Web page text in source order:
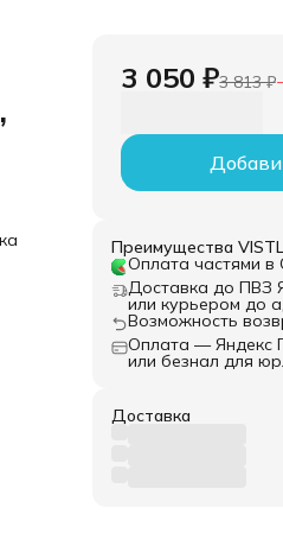
3 050 ₽3 813 ₽
Преимущества
Оплата частями в
Доставка до ПВЗ
или курьером до
Возможность
Оплата — Яндекс
или безнал для
Доставка